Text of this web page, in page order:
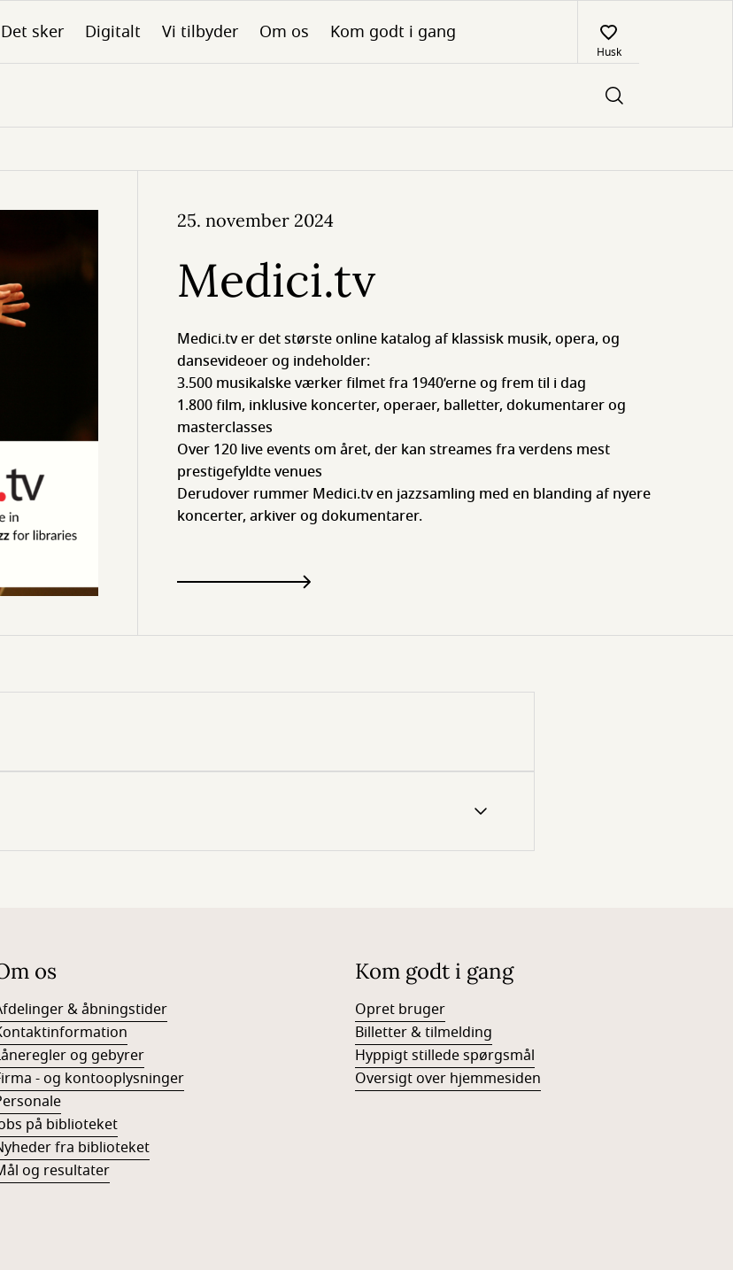
Det sker Digitalt Vi tilbyder Om os Kom godt i gang
Husk
25. november 2024
Medici.tv
Medici.tv er det største online katalog af klassisk musik, opera, og
dansevideoer og indeholder:
3.500 musikalske værker filmet fra 1940’erne og frem til i dag
1.800 film, inklusive koncerter, operaer, balletter, dokumentarer og
masterclasses
Over 120 live events om året, der kan streames fra verdens mest
prestigefyldte venues
Derudover rummer Medici.tv en jazzsamling med en blanding af nyere
koncerter, arkiver og dokumentarer.
os
& åbningstider
og gebyrer
- og kontooplysninger
på biblioteket
fra biblioteket
og resultater
Kom godt i gang
Opret bruger
Billetter & tilmelding
Hyppigt stillede spørgsmål
Oversigt over hjemmesiden